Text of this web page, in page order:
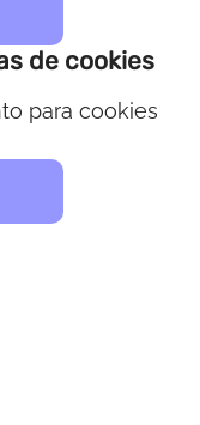
de cookies
para cookies